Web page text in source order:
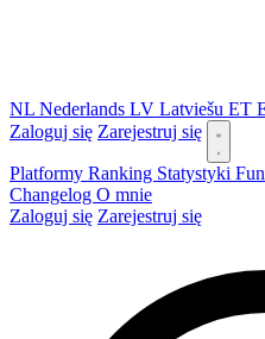
NL Nederlands LV Latviešu ET
Zaloguj się Zarejestruj się
Platformy Ranking Statystyki
Changelog O mnie
Zaloguj się Zarejestruj się